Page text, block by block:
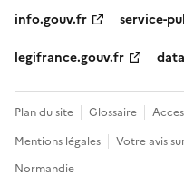
info.gouv.fr
service-
legifrance.gouv.fr
Plan du site Glossaire
Mentions légales
Votre avis
Normandie